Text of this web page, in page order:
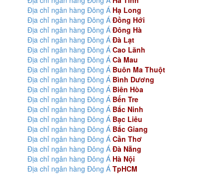
Địa chỉ ngân hàng Đông Á Hạ Long
Địa chỉ ngân hàng Đông Á Đồng Hới
Địa chỉ ngân hàng Đông Á Đông Hà
Địa chỉ ngân hàng Đông Á Đà Lạt
Địa chỉ ngân hàng Đông Á Cao Lãnh
Địa chỉ ngân hàng Đông Á Cà Mau
Địa chỉ ngân hàng Đông Á Buôn Ma Thuột
Địa chỉ ngân hàng Đông Á Bình Dương
Địa chỉ ngân hàng Đông Á Biên Hòa
Địa chỉ ngân hàng Đông Á Bến Tre
Địa chỉ ngân hàng Đông Á Bắc Ninh
Địa chỉ ngân hàng Đông Á Bạc Liêu
Địa chỉ ngân hàng Đông Á Bắc Giang
Địa chỉ ngân hàng Đông Á Cần Thơ
Địa chỉ ngân hàng Đông Á Đà Nẵng
Địa chỉ ngân hàng Đông Á Hà Nội
Địa chỉ ngân hàng Đông Á TpHCM